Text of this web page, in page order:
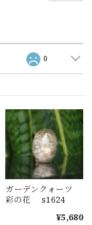
0
ガーデンクォーツ
彩の花 s1624
¥5,680